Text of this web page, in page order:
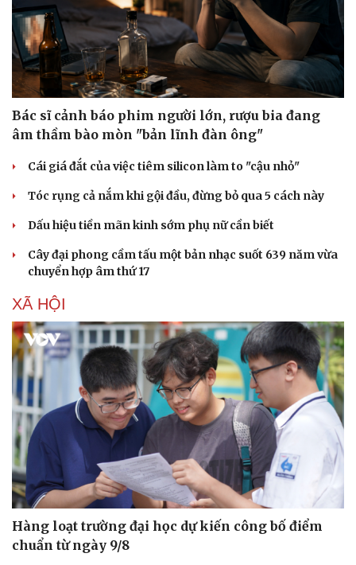
Bác sĩ cảnh báo phim người lớn, rượu bia đang
âm thầm bào mòn "bản lĩnh đàn ông"
Cái giá đắt của việc tiêm silicon làm to "cậu nhỏ"
Tóc rụng cả nắm khi gội đầu, đừng bỏ qua 5 cách này
Dấu hiệu tiền mãn kinh sớm phụ nữ cần biết
Cây đại phong cầm tấu một bản nhạc suốt 639 năm vừa
chuyển hợp âm thứ 17
XÃ HỘI
Hàng loạt trường đại học dự kiến công bố điểm
chuẩn từ ngày 9/8